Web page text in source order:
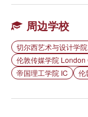
周边学校
切尔西艺术与设计学
伦敦传媒学院
帝国理工学院 IC
伦